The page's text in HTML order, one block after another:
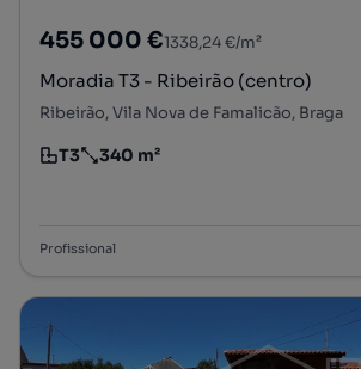
455 000 €1338,24 €/m²
Moradia T3 - Ribeirão (centro)
Ribeirão, Vila Nova de Famalicão, Braga
Tipologia
T3
Preço por metro quadrado
340 m²
Profissional